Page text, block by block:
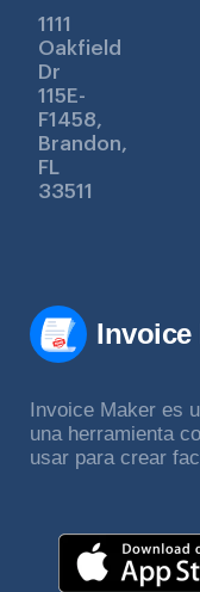
Invoice
Invoice Maker es
una herramienta
usar para crear
1111
Oakfield
Dr
115E-
F1458,
Brandon,
FL
33511